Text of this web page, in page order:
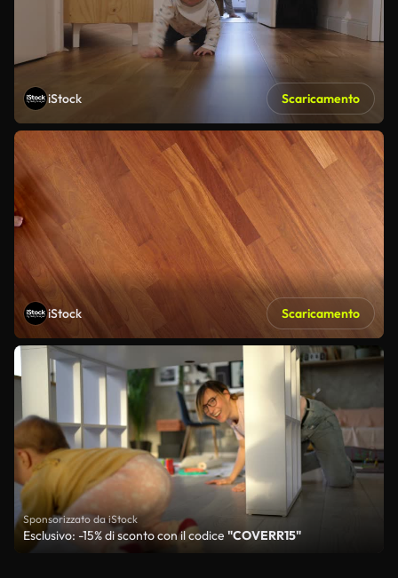
iStock Scaricamento
iStock Scaricamento
Sponsorizzato da iStock
Esclusivo: -15% di sconto con il codice "COVERR15"